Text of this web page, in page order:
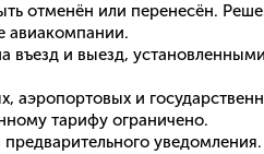
отменён или перенесён.
авиакомпании.
въезд и выезд,
аэропортовых и
тарифу ограничено.
уведомления.